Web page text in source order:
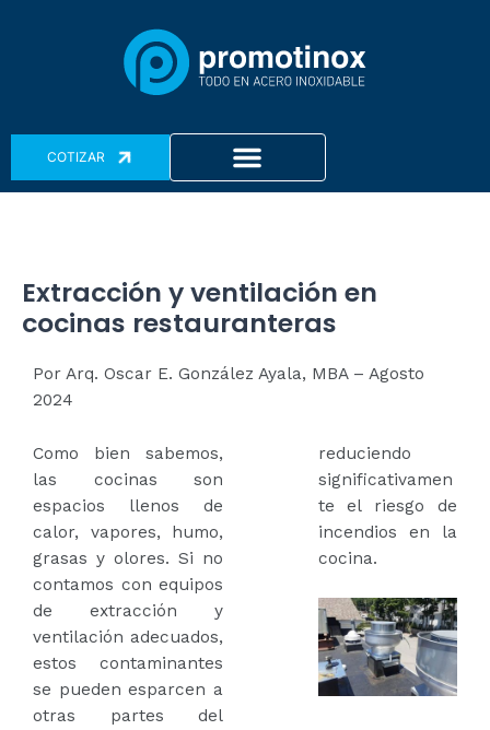
COTIZAR Menu
Extracción y ventilación en
cocinas restauranteras
Por Arq. Oscar E. González Ayala, MBA – Agosto
2024
Como bien sabemos,
las cocinas son
espacios llenos de
calor, vapores, humo,
grasas y olores. Si no
contamos con equipos
de extracción y
ventilación adecuados,
estos contaminantes
se pueden esparcen a
otras partes del
reduciendo
significativamen
te el riesgo de
incendios en la
cocina.